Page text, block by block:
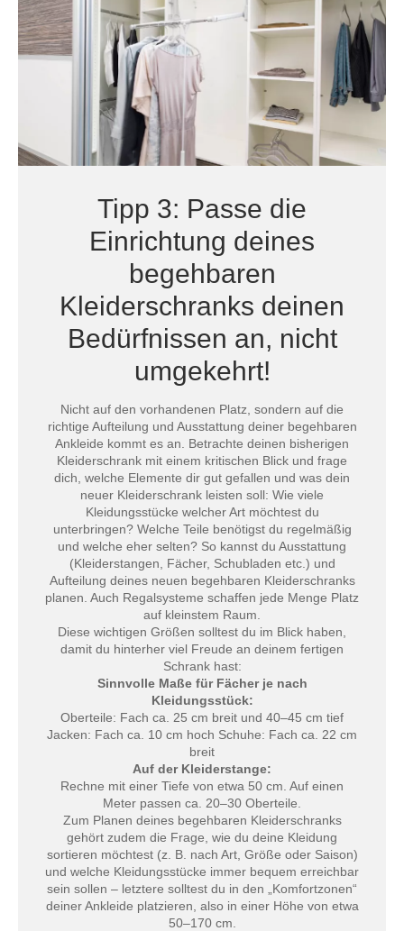
Tipp 3: Passe die
Einrichtung deines
begehbaren
Kleiderschranks deinen
Bedürfnissen an, nicht
umgekehrt!
Nicht auf den vorhandenen Platz, sondern auf die
richtige Aufteilung und Ausstattung deiner begehbaren
Ankleide kommt es an. Betrachte deinen bisherigen
Kleiderschrank mit einem kritischen Blick und frage
dich, welche Elemente dir gut gefallen und was dein
neuer Kleiderschrank leisten soll: Wie viele
Kleidungsstücke welcher Art möchtest du
unterbringen? Welche Teile benötigst du regelmäßig
und welche eher selten? So kannst du Ausstattung
(Kleiderstangen, Fächer, Schubladen etc.) und
Aufteilung deines neuen begehbaren Kleiderschranks
planen. Auch Regalsysteme schaffen jede Menge Platz
auf kleinstem Raum.
Diese wichtigen Größen solltest du im Blick haben,
damit du hinterher viel Freude an deinem fertigen
Schrank hast:
Sinnvolle Maße für Fächer je nach
Kleidungsstück:
Oberteile: Fach ca. 25 cm breit und 40–45 cm tief
Jacken: Fach ca. 10 cm hoch Schuhe: Fach ca. 22 cm
breit
Auf der Kleiderstange:
Rechne mit einer Tiefe von etwa 50 cm. Auf einen
Meter passen ca. 20–30 Oberteile.
Zum Planen deines begehbaren Kleiderschranks
gehört zudem die Frage, wie du deine Kleidung
sortieren möchtest (z. B. nach Art, Größe oder Saison)
und welche Kleidungsstücke immer bequem erreichbar
sein sollen – letztere solltest du in den „Komfortzonen“
deiner Ankleide platzieren, also in einer Höhe von etwa
50–170 cm.